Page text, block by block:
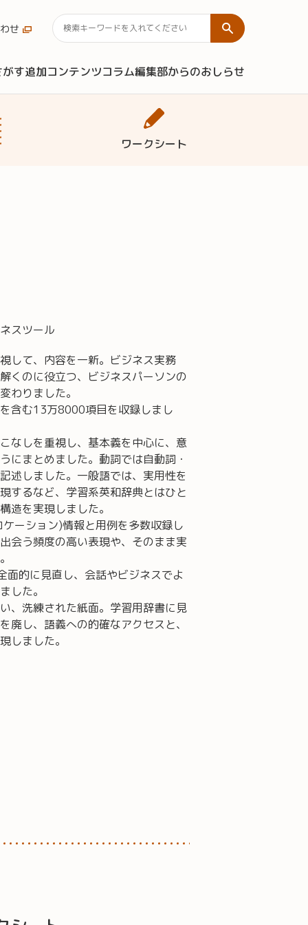
せ
す追加コンテンツコラム編集部からのおしらせ
ワークシート
スツール
して、内容を一新。ビジネス実務
くのに役立つ、ビジネスパーソンの
わりました。
含む13万8000項目を収録しまし
なしを重視し、基本義を中心に、意
にまとめました。動詞では自動詞・
述しました。一般語では、実用性を
するなど、学習系英和辞典とはひと
造を実現しました。
ーション)情報と用例を多数収録し
会う頻度の高い表現や、そのまま実
面的に見直し、会話やビジネスでよ
した。
、洗練された紙面。学習用辞書に見
廃し、語義への的確なアクセスと、
しました。